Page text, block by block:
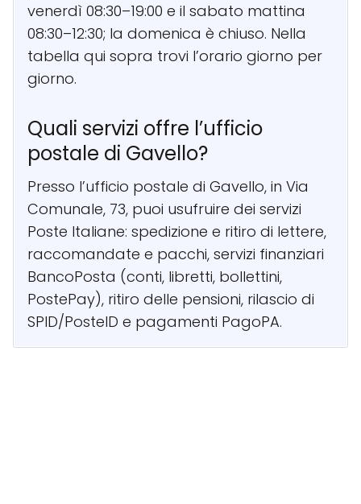
venerdì 08:30–19:00 e il sabato mattina
08:30–12:30; la domenica è chiuso. Nella
tabella qui sopra trovi l’orario giorno per
giorno.
Quali servizi offre l’ufficio
postale di Gavello?
Presso l’ufficio postale di Gavello, in Via
Comunale, 73, puoi usufruire dei servizi
Poste Italiane: spedizione e ritiro di lettere,
raccomandate e pacchi, servizi finanziari
BancoPosta (conti, libretti, bollettini,
PostePay), ritiro delle pensioni, rilascio di
SPID/PosteID e pagamenti PagoPA.